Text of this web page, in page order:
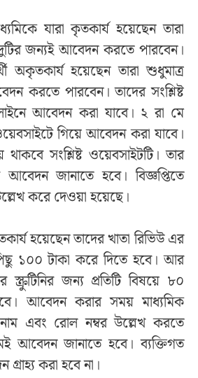
যারা কৃতকার্য হয়েছেন তারা
দুটির জন্যই আবেদন করতে পারবেন।
অকৃতকার্য হয়েছেন তারা শুধুমাত্র
করতে পারবেন। তাদের সংশ্লিষ্ট
আবেদন করা যাবে। ২ রা মে
গিয়ে আবেদন করা যাবে।
সংশ্লিষ্ট ওয়েবসাইটটি। তার
আবেদন জানাতে হবে। বিজ্ঞপ্তিতে
করে দেওয়া হয়েছে।
হয়েছেন তাদের খাতা রিভিউ এর
১০০ টাকা করে দিতে হবে। আর
স্ক্রুটিনির জন্য প্রতিটি বিষয়ে ৮০
আবেদন করার সময় মাধ্যমিক
নাম এবং রোল নম্বর উল্লেখ করতে
আবেদন জানাতে হবে। ব্যক্তিগত
করা হবে না।